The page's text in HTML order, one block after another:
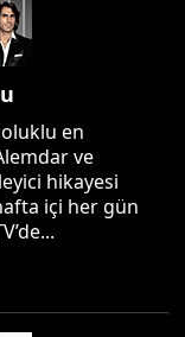
en
ve
hikayesi
içi her gün